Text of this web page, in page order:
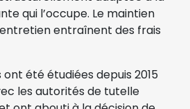
qui l’occupe. Le maintien
entraînent des frais
été étudiées depuis 2015
les autorités de tutelle